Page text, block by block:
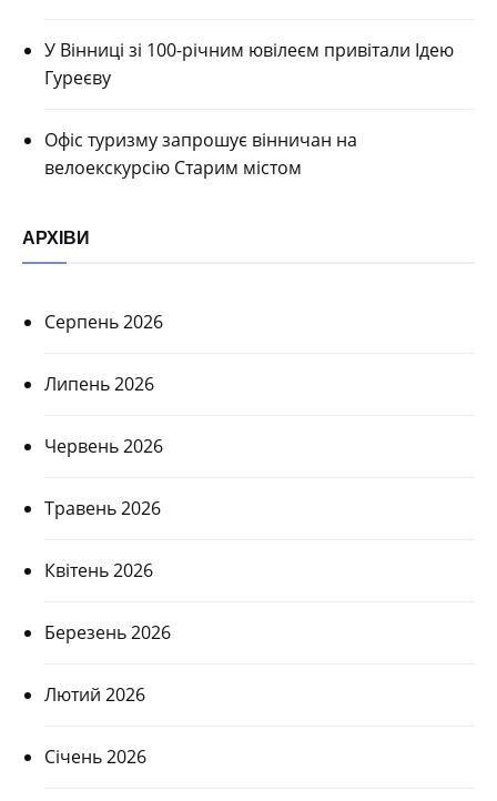
У Вінниці зі 100-річним ювілеєм привітали Ідею
Гуреєву
Офіс туризму запрошує вінничан на
велоекскурсію Старим містом
АРХІВИ
Серпень 2026
Липень 2026
Червень 2026
Травень 2026
Квітень 2026
Березень 2026
Лютий 2026
Січень 2026